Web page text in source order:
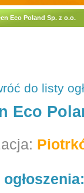
Eco Poland Sp. z o.o.
do listy
Eco